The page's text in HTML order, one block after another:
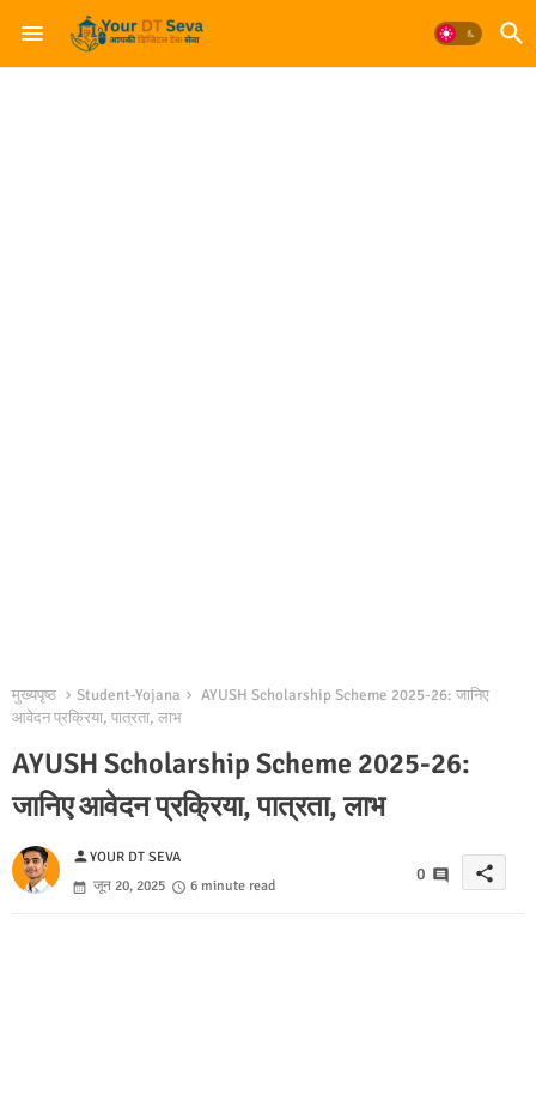
मुख्यपृष्ठ Student-Yojana
AYUSH Scholarship Scheme 2025-26: जानिए
आवेदन प्रक्रिया, पात्रता, लाभ
AYUSH Scholarship Scheme 2025-26:
जानिए आवेदन प्रक्रिया, पात्रता, लाभ
personYOUR DT SEVA
जून 20, 2025
6 minute read
0 share